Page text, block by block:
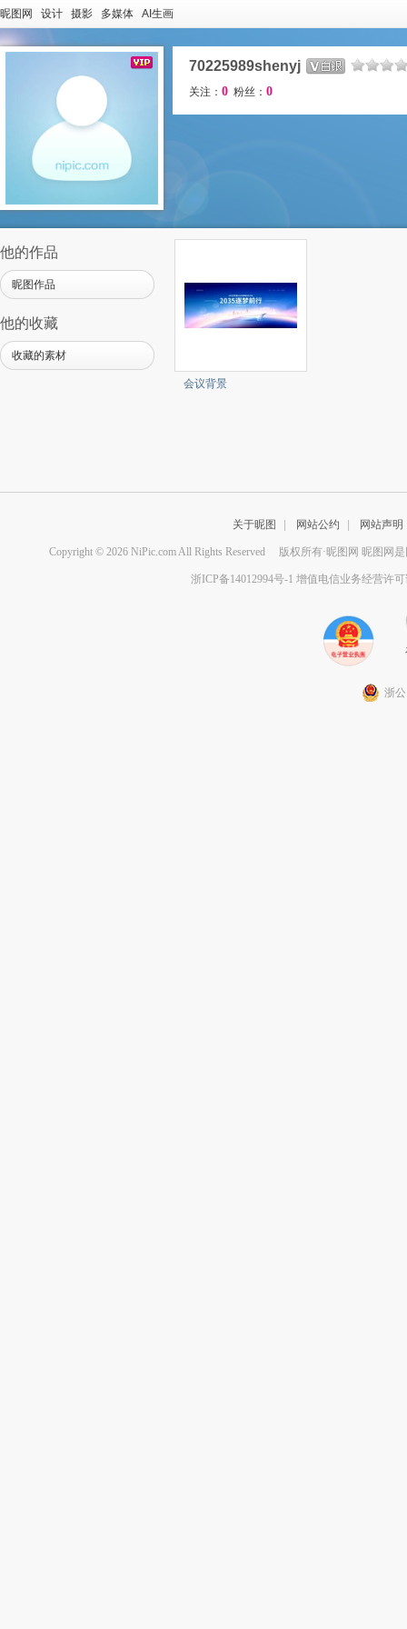
昵图网 设计 摄影 多媒体 AI生画
70225989shenyj
关注： 0 粉丝： 0
他的作品
昵图作品
他的收藏
收藏的素材
会议背景
关于昵图 网站公约 网站声明
Copyright © 2026 NiPic.com All Rights Reserved 版权所有·昵图网 昵图网
浙ICP备14012994号-1 增值电信业务经营许
浙公